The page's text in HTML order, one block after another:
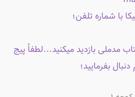
با شماره تلفن؛
مدملی بازدید میکنید...لطفاً پیج
بفرمایید؛